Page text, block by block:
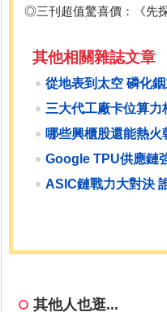
◎三刊超值驚喜價：《先
其他相關雜誌文章
從地表到太空 磷化
三大代工廠卡位算
哪些興櫃股還能熱火
Google TPU供應鏈
ASIC鏈戰力大對決
其他人也逛...